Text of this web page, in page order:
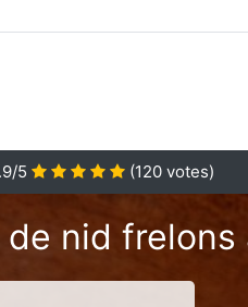
/5 (120 votes)
nid frelons